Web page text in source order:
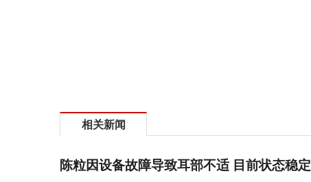
相关新闻
陈粒因设备故障导致耳部不适 目前状态稳定